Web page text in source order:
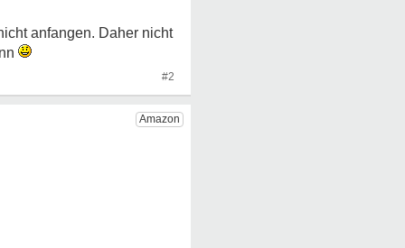
anfangen. Daher nicht
#2